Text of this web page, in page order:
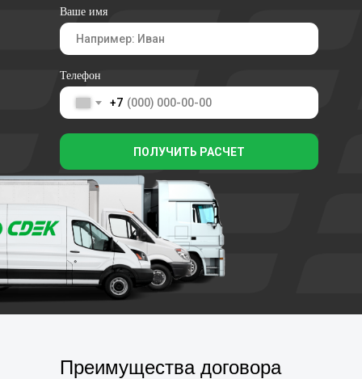
Ваше имя
Телефон
+7
ПОЛУЧИТЬ РАСЧЕТ
Преимущества договора